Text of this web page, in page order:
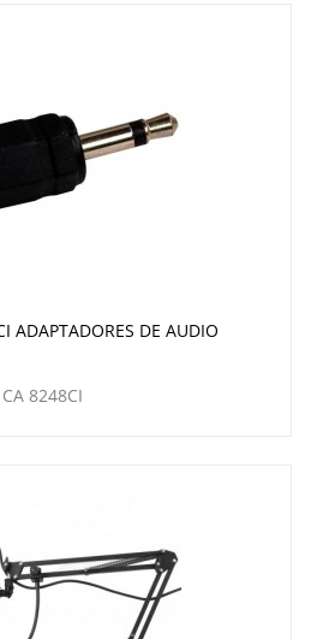
ADAPTADORES DE AUDIO
CA 8248CI